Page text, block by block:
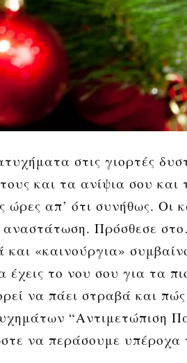
στις γιορτές
και τα ανίψια σου
ώρες απ’ ότι συνήθως. Οι
Πρόσθεσε
και «καινούργια»
έχεις το νου σου για τα
να πάει στραβά και
“Αντιμετώπιση
να περάσουμε υπέροχα